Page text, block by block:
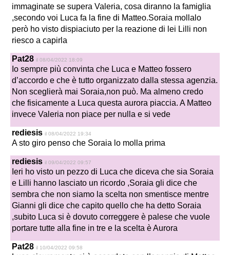
immaginate se supera Valeria, cosa diranno la famiglia
,secondo voi Luca fa la fine di Matteo.Soraia mollalo
però ho visto dispiaciuto per la reazione di lei Lilli non
riesco a capirla
Pat28 il 08/04/2022 18:09
Io sempre più convinta che Luca e Matteo fossero
d’accordo e che è tutto organizzato dalla stessa agenzia.
Non sceglierà mai Soraia,non può. Ma almeno credo
che fisicamente a Luca questa aurora piaccia. A Matteo
invece Valeria non piace per nulla e si vede
rediesis il 08/04/2022 19:34
A sto giro penso che Soraia lo molla prima
rediesis il 09/04/2022 09:57
Ieri ho visto un pezzo di Luca che diceva che sia Soraia
e Lilli hanno lasciato un ricordo ,Soraia gli dice che
sembra che non siamo la scelta non smentisce mentre
Gianni gli dice che capito quello che ha detto Soraia
,subito Luca si è dovuto correggere è palese che vuole
portare tutte alla fine in tre e la scelta è Aurora
Pat28 il 10/04/2022 09:58